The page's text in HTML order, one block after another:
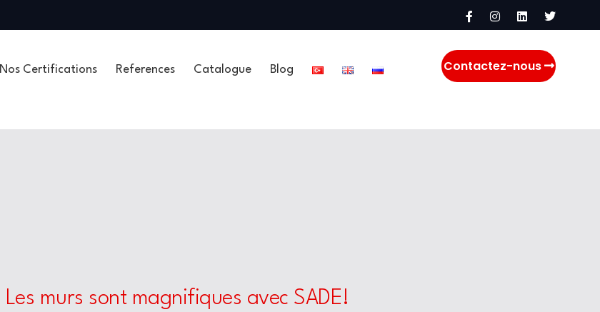
Nos Certifications References Catalogue Blog Contactez-nous
Les murs sont magnifiques avec SADE!